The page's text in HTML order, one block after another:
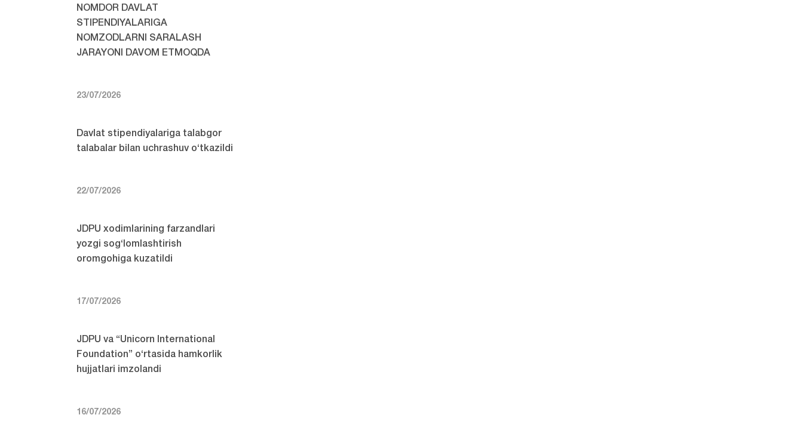
NOMDOR DAVLAT
STIPENDIYALARIGA
NOMZODLARNI SARALASH
JARAYONI DAVOM ETMOQDA
23/07/2026
Davlat stipendiyalariga talabgor
talabalar bilan uchrashuv o‘tkazildi
22/07/2026
JDPU xodimlarining farzandlari
yozgi sog‘lomlashtirish
oromgohiga kuzatildi
17/07/2026
JDPU va “Unicorn International
Foundation” o‘rtasida hamkorlik
hujjatlari imzolandi
16/07/2026